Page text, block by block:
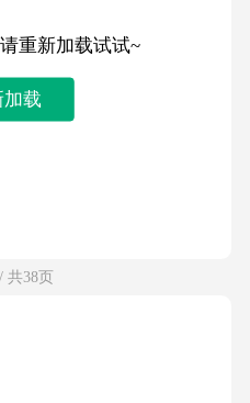
重新加载试试~
载
共38页